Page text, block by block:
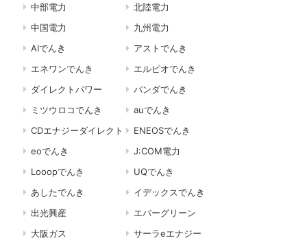
中部電力
北陸電力
中国電力
九州電力
AIでんき
アストでんき
エネワンでんき
エルピオでんき
ダイレクトパワー
パンダでんき
ミツウロコでんき
auでんき
CDエナジーダイレクト
ENEOSでんき
eoでんき
J:COM電力
Looopでんき
UQでんき
あしたでんき
イデックスでんき
出光興産
エバーグリーン
大阪ガス
サーラeエナジー